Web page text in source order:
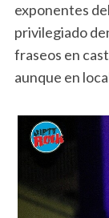
exponentes
privilegiado
fraseos en
aunque en